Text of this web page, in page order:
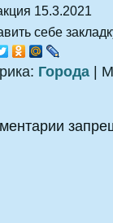
15.3.2021
себе
Города |